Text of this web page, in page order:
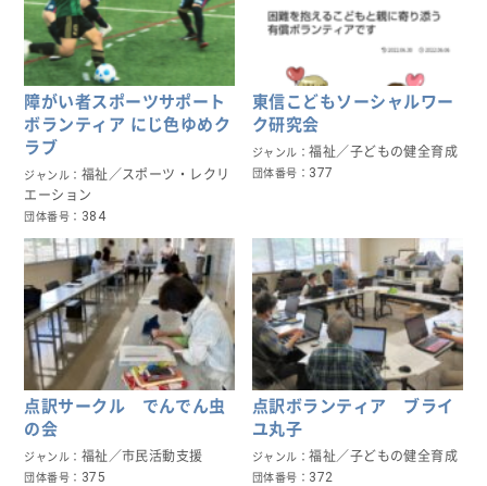
障がい者スポーツサポート
ボランティア にじ色ゆめク
ラブ
ジャンル
福祉／スポーツ・レクリ
エーション
団体番号 384
東信こどもソーシャルワー
ク研究会
ジャンル 福祉／子どもの健全育成
団体番号 377
点訳サークル でんでん虫
の会
ジャンル 福祉／市民活動支援
団体番号 375
点訳ボランティア ブライ
ユ丸子
ジャンル 福祉／子どもの健全育成
団体番号 372